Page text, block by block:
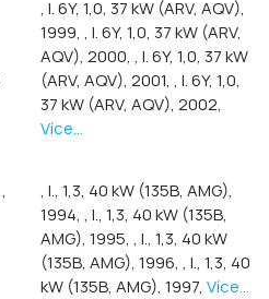
, I. 6Y, 1,0, 37 kW (ARV, AQV),
1999, , I. 6Y, 1,0, 37 kW (ARV,
AQV), 2000, , I. 6Y, 1,0, 37 kW
(ARV, AQV), 2001, , I. 6Y, 1,0,
37 kW (ARV, AQV), 2002,
Více...
,
, I., 1,3, 40 kW (135B, AMG),
1994, , I., 1,3, 40 kW (135B,
AMG), 1995, , I., 1,3, 40 kW
(135B, AMG), 1996, , I., 1,3, 40
kW (135B, AMG), 1997, Více...